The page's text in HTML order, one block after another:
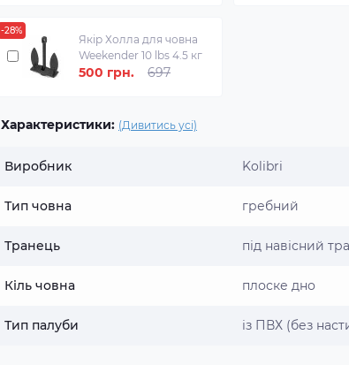
-28%
Якір Холла для човна
Weekender 10 lbs 4.5 кг
500 грн. 697
Характеристики: (Дивитись усі)
Виробник Kolibri
Тип човна гребний
Транець під навісний
Кіль човна плоске дно
Тип палуби із ПВХ (без